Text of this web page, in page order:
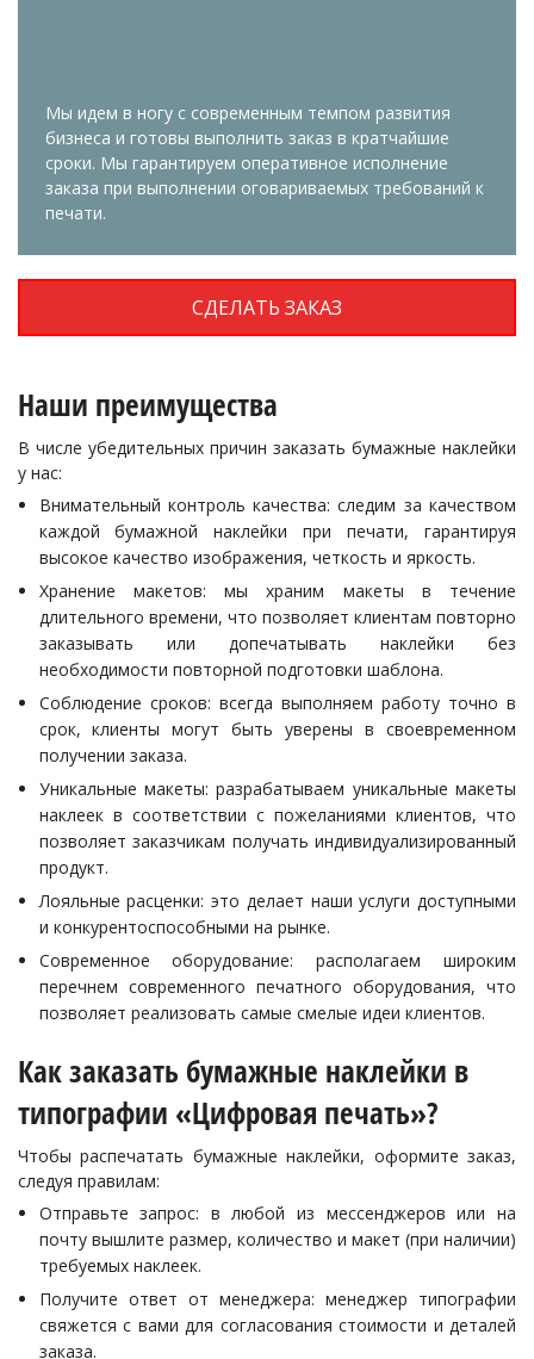
Мы идем в ногу с современным темпом развития
бизнеса и готовы выполнить заказ в кратчайшие
сроки. Мы гарантируем оперативное исполнение
заказа при выполнении оговариваемых требований к
печати.
СДЕЛАТЬ ЗАКАЗ
Наши преимущества
В числе убедительных причин заказать бумажные наклейки
у нас:
Внимательный контроль качества: следим за качеством
каждой бумажной наклейки при печати, гарантируя
высокое качество изображения, четкость и яркость.
Хранение макетов: мы храним макеты в течение
длительного времени, что позволяет клиентам повторно
заказывать или допечатывать наклейки без
необходимости повторной подготовки шаблона.
Соблюдение сроков: всегда выполняем работу точно в
срок, клиенты могут быть уверены в своевременном
получении заказа.
Уникальные макеты: разрабатываем уникальные макеты
наклеек в соответствии с пожеланиями клиентов, что
позволяет заказчикам получать индивидуализированный
продукт.
Лояльные расценки: это делает наши услуги доступными
и конкурентоспособными на рынке.
Современное оборудование: располагаем широким
перечнем современного печатного оборудования, что
позволяет реализовать самые смелые идеи клиентов.
Как заказать бумажные наклейки в
типографии «Цифровая печать»?
Чтобы распечатать бумажные наклейки, оформите заказ,
следуя правилам:
Отправьте запрос: в любой из мессенджеров или на
почту вышлите размер, количество и макет (при наличии)
требуемых наклеек.
Получите ответ от менеджера: менеджер типографии
свяжется с вами для согласования стоимости и деталей
заказа.